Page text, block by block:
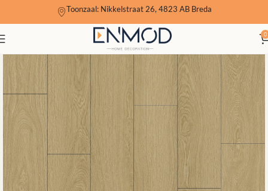
Toonzaal: Nikkelstraat 26, 4823 AB Breda
0